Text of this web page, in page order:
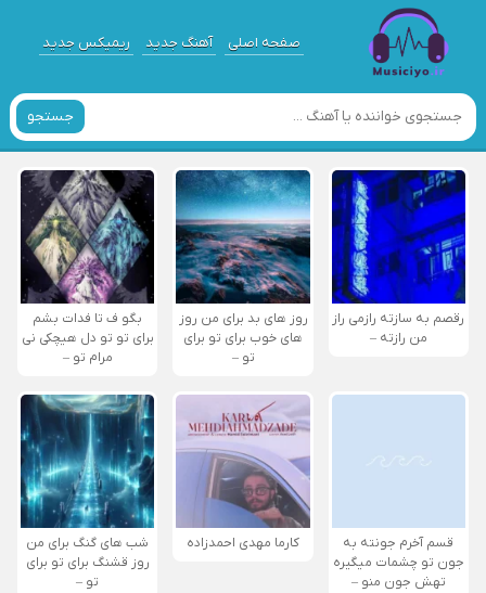
صفحه اصلی آهنگ جدید ریمیکس جدید
جستجو
رقصم به سازته رازمی راز
من رازته –
روز های بد برای من روز
های خوب برای تو برای
تو –
بگو ف تا فدات بشم
برای تو تو دل هیچکی نی
مرام تو –
قسم آخرم جونته به
جون تو چشمات میگیره
تهش جون منو –
کارما مهدی احمدزاده
شب های گنگ برای من
روز قشنگ برای تو برای
تو –